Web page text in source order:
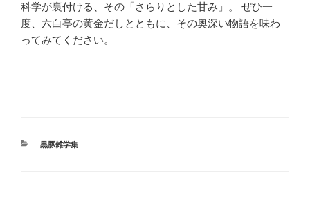
科学が裏付ける、その「さらりとした甘み」。 ぜひ一
度、六白亭の黄金だしとともに、その奥深い物語を味わ
ってみてください。
カ
黒豚雑学集